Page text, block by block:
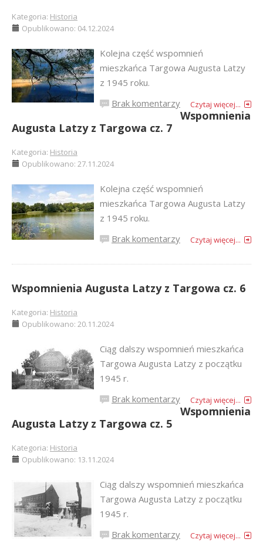
Kategoria: Historia
Opublikowano: 04.12.2024
Kolejna część wspomnień
mieszkańca Targowa Augusta Latzy
z 1945 roku.
Brak komentarzy
Czytaj więcej...
Wspomnienia
Augusta Latzy z Targowa cz. 7
Kategoria: Historia
Opublikowano: 27.11.2024
Kolejna część wspomnień
mieszkańca Targowa Augusta Latzy
z 1945 roku.
Brak komentarzy
Czytaj więcej...
Wspomnienia Augusta Latzy z Targowa cz. 6
Kategoria: Historia
Opublikowano: 20.11.2024
Ciąg dalszy wspomnień mieszkańca
Targowa Augusta Latzy z początku
1945 r.
Brak komentarzy
Czytaj więcej...
Wspomnienia
Augusta Latzy z Targowa cz. 5
Kategoria: Historia
Opublikowano: 13.11.2024
Ciąg dalszy wspomnień mieszkańca
Targowa Augusta Latzy z początku
1945 r.
Brak komentarzy
Czytaj więcej...